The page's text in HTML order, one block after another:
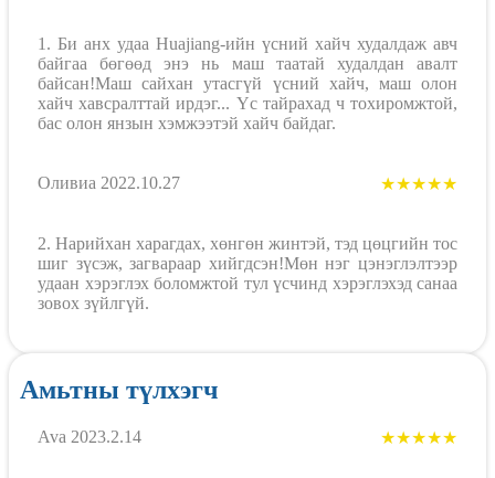
1. Би анх удаа Huajiang-ийн үсний хайч худалдаж авч
байгаа бөгөөд энэ нь маш таатай худалдан авалт
байсан!Маш сайхан утасгүй үсний хайч, маш олон
хайч хавсралттай ирдэг... Үс тайрахад ч тохиромжтой,
бас олон янзын хэмжээтэй хайч байдаг.
Оливиа 2022.10.27 ★★★★★
2. Нарийхан харагдах, хөнгөн жинтэй, тэд цөцгийн тос
шиг зүсэж, загвараар хийгдсэн!Мөн нэг цэнэглэлтээр
удаан хэрэглэх боломжтой тул үсчинд хэрэглэхэд санаа
зовох зүйлгүй.
Амьтны түлхэгч
Ava 2023.2.14 ★★★★★